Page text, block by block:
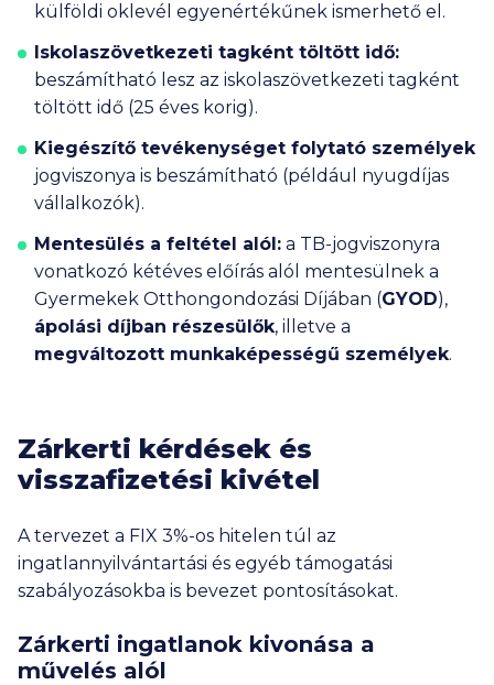
külföldi oklevél egyenértékűnek ismerhető el.
Iskolaszövetkezeti tagként töltött idő:
beszámítható lesz az iskolaszövetkezeti tagként
töltött idő (25 éves korig).
Kiegészítő tevékenységet folytató személyek
jogviszonya is beszámítható (például nyugdíjas
vállalkozók).
Mentesülés a feltétel alól: a TB-jogviszonyra
vonatkozó kétéves előírás alól mentesülnek a
Gyermekek Otthongondozási Díjában (GYOD),
ápolási díjban részesülők, illetve a
megváltozott munkaképességű személyek.
Zárkerti kérdések és
visszafizetési kivétel
A tervezet a FIX 3%-os hitelen túl az
ingatlannyilvántartási és egyéb támogatási
szabályozásokba is bevezet pontosításokat.
Zárkerti ingatlanok kivonása a
művelés alól